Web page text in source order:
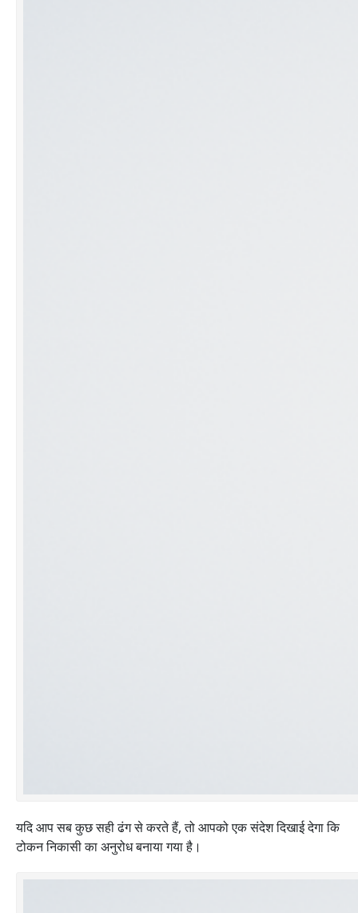
यदि आप सब कुछ सही ढंग से करते हैं, तो आपको एक संदेश दिखाई देगा कि
टोकन निकासी का अनुरोध बनाया गया है।